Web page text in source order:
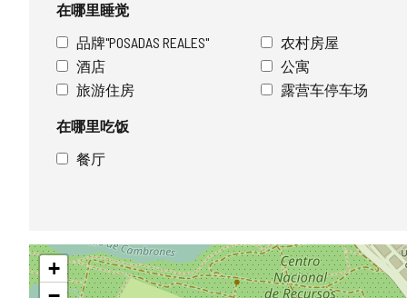
在哪里睡觉
品牌"POSADAS REALES"
农村房屋
酒店
公寓
旅游住房
露营车停车场
在哪里吃饭
餐厅
跳
过
地
+